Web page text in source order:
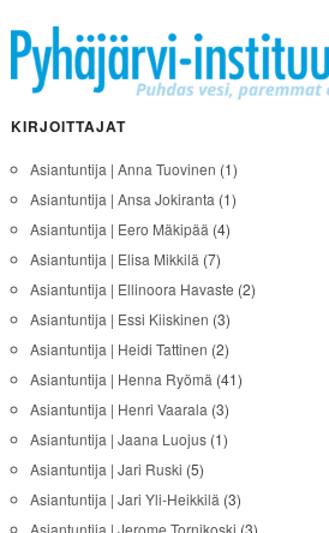
KIRJOITTAJAT
Asiantuntija | Anna Tuovinen (1)
Asiantuntija | Ansa Jokiranta (1)
Asiantuntija | Eero Mäkipää (4)
Asiantuntija | Elisa Mikkilä (7)
Asiantuntija | Ellinoora Havaste (2)
Asiantuntija | Essi Kiiskinen (3)
Asiantuntija | Heidi Tattinen (2)
Asiantuntija | Henna Ryömä (41)
Asiantuntija | Henri Vaarala (3)
Asiantuntija | Jaana Luojus(1)
Asiantuntija | Jari Ruski (5)
Asiantuntija | Jari Yli-Heikkilä (3)